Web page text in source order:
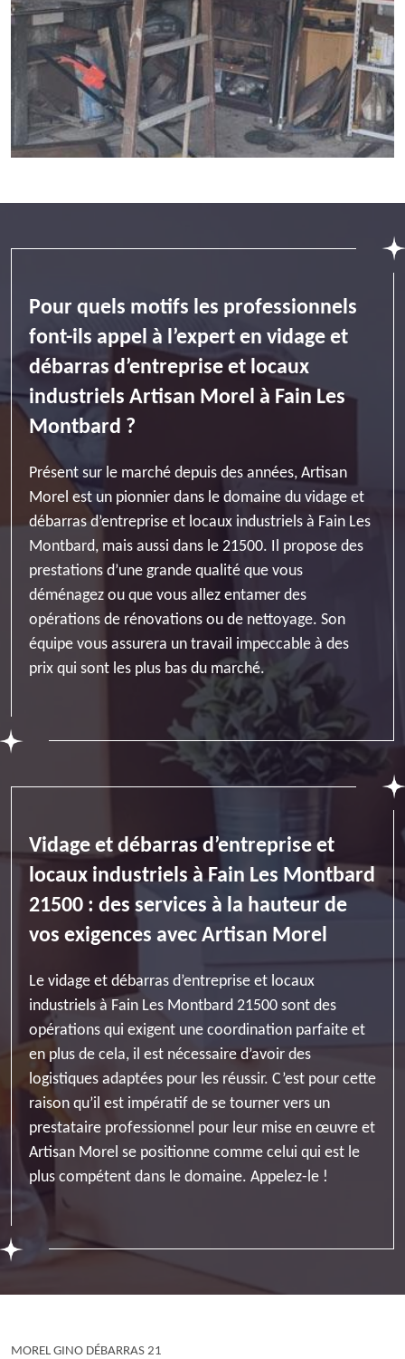
Pour quels motifs les professionnels
font-ils appel à l’expert en vidage et
débarras d’entreprise et locaux
industriels Artisan Morel à Fain Les
Montbard ?
Présent sur le marché depuis des années, Artisan
Morel est un pionnier dans le domaine du vidage et
débarras d’entreprise et locaux industriels à Fain Les
Montbard, mais aussi dans le 21500. Il propose des
prestations d’une grande qualité que vous
déménagez ou que vous allez entamer des
opérations de rénovations ou de nettoyage. Son
équipe vous assurera un travail impeccable à des
prix qui sont les plus bas du marché.
Vidage et débarras d’entreprise et
locaux industriels à Fain Les Montbard
21500 : des services à la hauteur de
vos exigences avec Artisan Morel
Le vidage et débarras d’entreprise et locaux
industriels à Fain Les Montbard 21500 sont des
opérations qui exigent une coordination parfaite et
en plus de cela, il est nécessaire d’avoir des
logistiques adaptées pour les réussir. C’est pour cette
raison qu’il est impératif de se tourner vers un
prestataire professionnel pour leur mise en œuvre et
Artisan Morel se positionne comme celui qui est le
plus compétent dans le domaine. Appelez-le !
MOREL GINO DÉBARRAS 21